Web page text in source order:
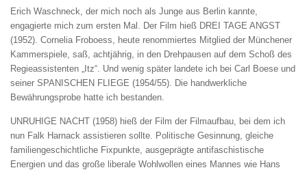
Erich Waschneck, der mich noch als Junge aus Berlin kannte,
engagierte mich zum ersten Mal. Der Film hieß DREI TAGE ANGST
(1952). Cornelia Froboess, heute renommiertes Mitglied der Münchener
Kammerspiele, saß, achtjährig, in den Drehpausen auf dem Schoß des
Regieassistenten „Itz“. Und wenig später landete ich bei Carl Boese und
seiner SPANISCHEN FLIEGE (1954/55). Die handwerkliche
Bewährungsprobe hatte ich bestanden.
UNRUHIGE NACHT (1958) hieß der Film der Filmaufbau, bei dem ich
nun Falk Harnack assistieren sollte. Politische Gesinnung, gleiche
familiengeschichtliche Fixpunkte, ausgeprägte antifaschistische
Energien und das große liberale Wohlwollen eines Mannes wie Hans